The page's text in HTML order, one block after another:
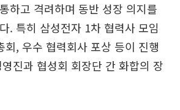
하고 격려하며 동반 성장 의지를
. 특히 삼성전자 1차 협력사 모임
회, 우수 협력회사 포상 등이 진행
진과 협성회 회장단 간 화합의 장